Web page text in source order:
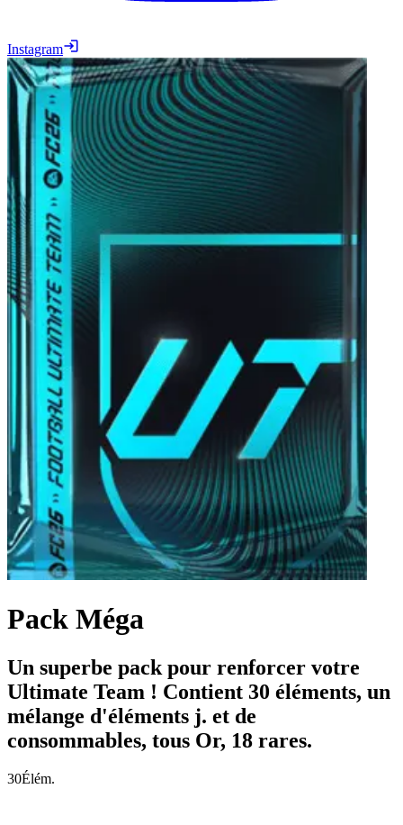
Instagram
Pack Méga
Un superbe pack pour renforcer votre
Ultimate Team ! Contient 30 éléments, un
mélange d'éléments j. et de
consommables, tous Or, 18 rares.
30Élém.